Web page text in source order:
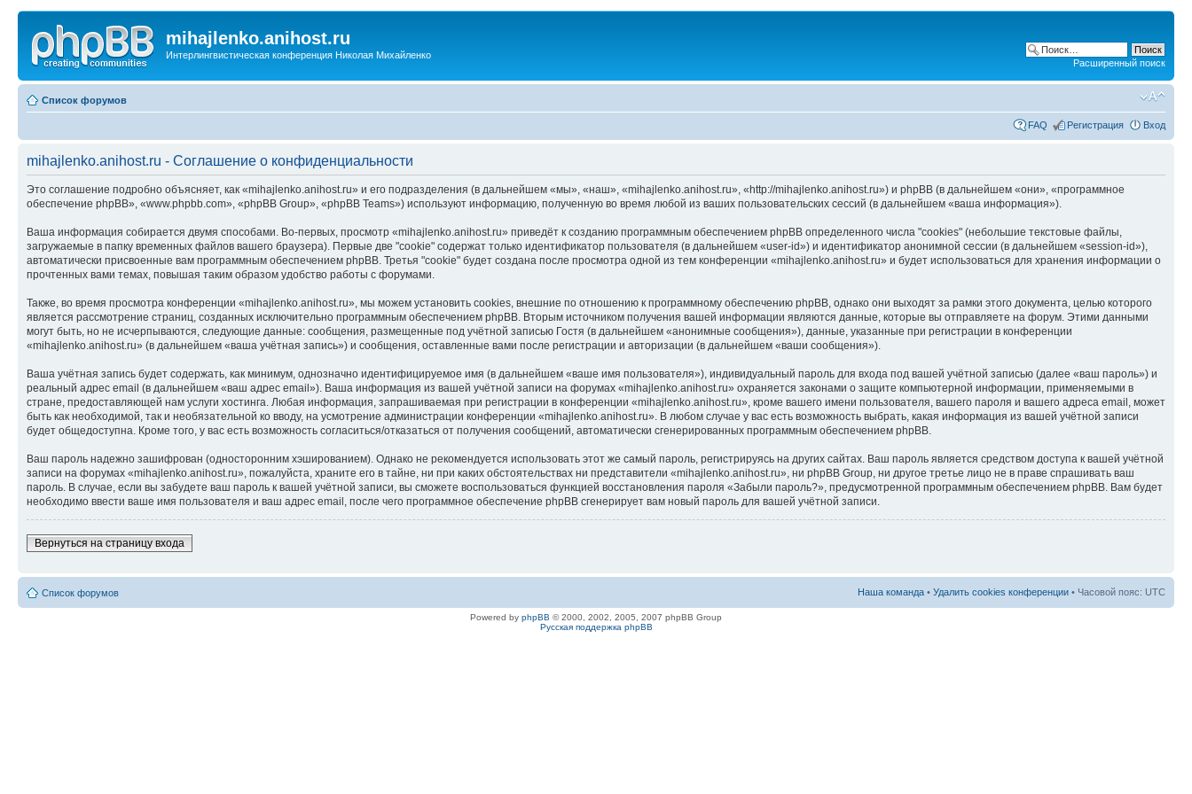
mihajlenko.anihost.ru
Интерлингвистическая конференция Николая Михайленко
Расширенный поиск
Список форумов
FAQ Регистрация Вход
mihajlenko.anihost.ru - Соглашение о конфиденциальности
Это соглашение подробно объясняет, как «mihajlenko.anihost.ru» и его подразделения (в дальнейшем «мы», «наш», «mihajlenko.anihost.ru», «http://mihajlenko.anihost.ru») и phpBB (в дальнейшем «они», «программное
обеспечение phpBB», «www.phpbb.com», «phpBB Group», «phpBB Teams») используют информацию, полученную во время любой из ваших пользовательских сессий (в дальнейшем «ваша информация»).
Ваша информация собирается двумя способами. Во-первых, просмотр «mihajlenko.anihost.ru» приведёт к созданию программным обеспечением phpBB определенного числа "cookies" (небольшие текстовые файлы,
загружаемые в папку временных файлов вашего браузера). Первые две "cookie" содержат только идентификатор пользователя (в дальнейшем «user-id») и идентификатор анонимной сессии (в дальнейшем «session-id»),
автоматически присвоенные вам программным обеспечением phpBB. Третья "cookie" будет создана после просмотра одной из тем конференции «mihajlenko.anihost.ru» и будет использоваться для хранения информации о
прочтенных вами темах, повышая таким образом удобство работы с форумами.
Также, во время просмотра конференции «mihajlenko.anihost.ru», мы можем установить cookies, внешние по отношению к программному обеспечению phpBB, однако они выходят за рамки этого документа, целью которого
является рассмотрение страниц, созданных исключительно программным обеспечением phpBB. Вторым источником получения вашей информации являются данные, которые вы отправляете на форум. Этими данными
могут быть, но не исчерпываются, следующие данные: сообщения, размещенные под учётной записью Гостя (в дальнейшем «анонимные сообщения»), данные, указанные при регистрации в конференции
«mihajlenko.anihost.ru» (в дальнейшем «ваша учётная запись») и сообщения, оставленные вами после регистрации и авторизации (в дальнейшем «ваши сообщения»).
Ваша учётная запись будет содержать, как минимум, однозначно идентифицируемое имя (в дальнейшем «ваше имя пользователя»), индивидуальный пароль для входа под вашей учётной записью (далее «ваш пароль») и
реальный адрес email (в дальнейшем «ваш адрес email»). Ваша информация из вашей учётной записи на форумах «mihajlenko.anihost.ru» охраняется законами о защите компьютерной информации, применяемыми в
стране, предоставляющей нам услуги хостинга. Любая информация, запрашиваемая при регистрации в конференции «mihajlenko.anihost.ru», кроме вашего имени пользователя, вашего пароля и вашего адреса email, может
быть как необходимой, так и необязательной ко вводу, на усмотрение администрации конференции «mihajlenko.anihost.ru». В любом случае у вас есть возможность выбрать, какая информация из вашей учётной записи
будет общедоступна. Кроме того, у вас есть возможность согласиться/отказаться от получения сообщений, автоматически сгенерированных программным обеспечением phpBB.
Ваш пароль надежно зашифрован (односторонним хэшированием). Однако не рекомендуется использовать этот же самый пароль, регистрируясь на других сайтах. Ваш пароль является средством доступа к вашей учётной
записи на форумах «mihajlenko.anihost.ru», пожалуйста, храните его в тайне, ни при каких обстоятельствах ни представители «mihajlenko.anihost.ru», ни phpBB Group, ни другое третье лицо не в праве спрашивать ваш
пароль. В случае, если вы забудете ваш пароль к вашей учётной записи, вы сможете воспользоваться функцией восстановления пароля «Забыли пароль?», предусмотренной программным обеспечением phpBB. Вам будет
необходимо ввести ваше имя пользователя и ваш адрес email, после чего программное обеспечение phpBB сгенерирует вам новый пароль для вашей учётной записи.
Вернуться на страницу входа
Список форумов Наша команда • Удалить cookies конференции • Часовой пояс: UTC
Powered by phpBB © 2000, 2002, 2005, 2007 phpBB Group
Русская поддержка phpBB